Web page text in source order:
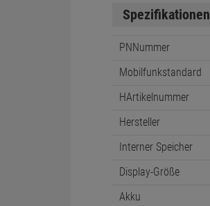
Spezifikationen
PNNummer
Mobilfunkstandard
HArtikelnummer
Hersteller
Interner Speicher
Display-Größe
Akku